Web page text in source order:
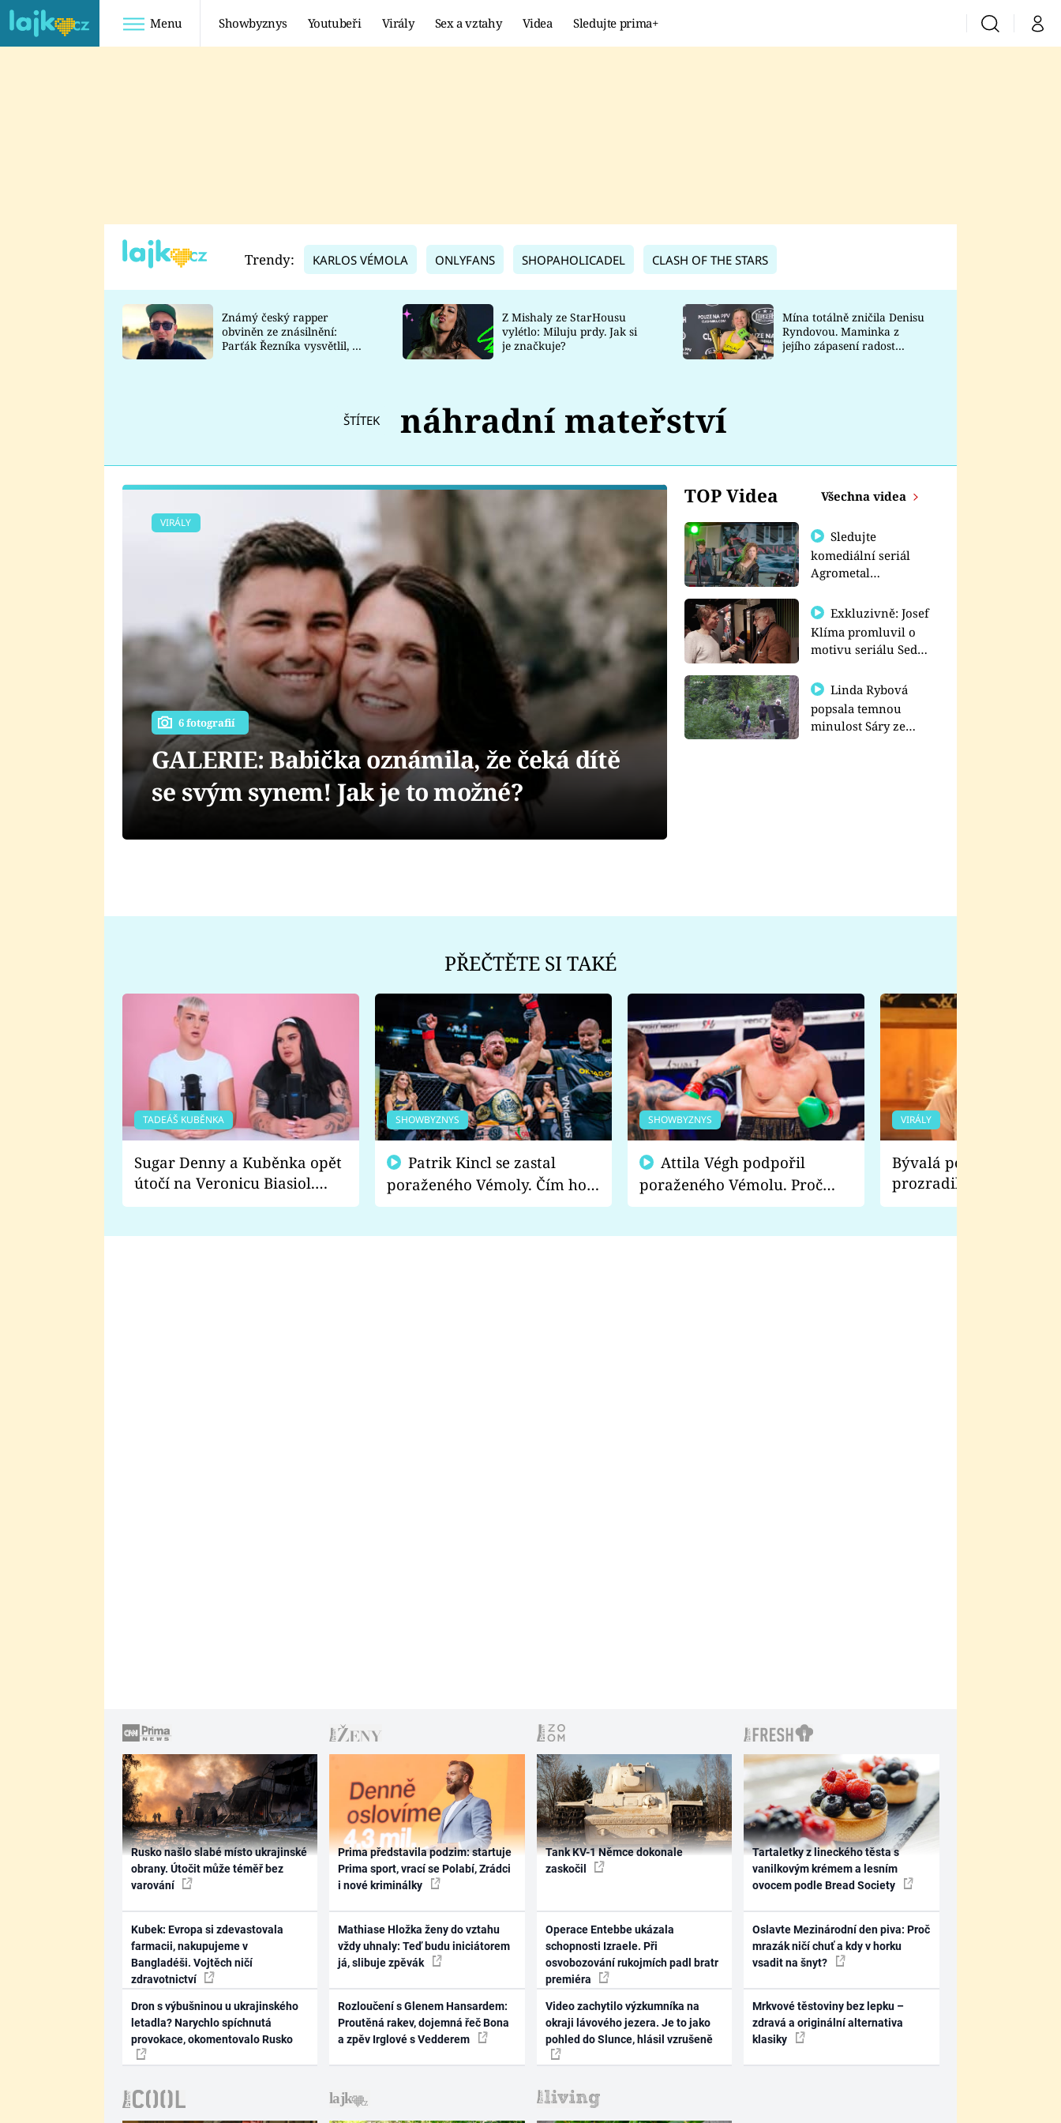
Menu Showbyznys Youtubeři Virály Sex a vztahy Videa Sledujte prima+ VyhledáváníMůj
TADEÁŠ KUBĚNKA
DATEL
Prima Lajk
Sledujte nás
Trendy: KARLOS VÉMOLA ONLYFANS SHOPAHOLICADEL CLASH OF THE STARS
Známý český rapper
obviněn ze znásilnění:
Parťák Řezníka vysvětlil, co
Z Mishaly ze StarHousu
vylétlo: Miluju prdy. Jak si
je značkuje?
Mína totálně zničila Denisu
Ryndovou. Maminka z
jejího zápasení radost
ŠTÍTEK náhradní mateřství
TOP Videa Všechna videa
Sledujte
komediální seriál
Agrometal
prima+
Exkluzivně: Josef
Klíma promluvil o
motivu seriálu Sedm
Linda Rybová
popsala temnou
minulost Sáry ze
VIRÁLY
6 fotografií
GALERIE: Babička oznámila, že čeká dítě
se svým synem! Jak je to možné?
PŘEČTĚTE SI TAKÉ
TADEÁŠ KUBĚNKA
Sugar Denny a Kuběnka opět
útočí na Veronicu Biasiol.
Proč je podle nich falešná a
SHOWBYZNYS
poraženého Vémoly. Čím ho
fanoušci naštvali?
SHOWBYZNYS
poraženého Vémolu. Proč
chce raději zápasit s ním než
VIRÁLY
Bývalá pornoherečka
prozradila, co ji
natáčení Euforie.
Rusko našlo slabé místo ukrajinské
obrany. Útočit může téměř bez
varování
Kubek: Evropa si zdevastovala
farmacii, nakupujeme v
Bangladéši. Vojtěch ničí
zdravotnictví
Dron s výbušninou u ukrajinského
letadla? Narychlo spíchnutá
provokace, okomentovalo Rusko
Prima představila podzim: startuje
Prima sport, vrací se Polabí, Zrádci
i nové kriminálky
Mathiase Hložka ženy do vztahu
vždy uhnaly: Teď budu iniciátorem
já, slibuje zpěvák
Rozloučení s Glenem Hansardem:
Proutěná rakev, dojemná řeč Bona
a zpěv Irglové s Vedderem
Tank KV-1 Němce dokonale
zaskočil
Operace Entebbe ukázala
schopnosti Izraele. Při
osvobozování rukojmích padl bratr
premiéra
Video zachytilo výzkumníka na
okraji lávového jezera. Je to jako
pohled do Slunce, hlásil vzrušeně
Tartaletky z lineckého těsta s
vanilkovým krémem a lesním
ovocem podle Bread Society
Oslavte Mezinárodní den piva: Proč
mrazák ničí chuť a kdy v horku
vsadit na šnyt?
Mrkvové těstoviny bez lepku –
zdravá a originální alternativa
klasiky